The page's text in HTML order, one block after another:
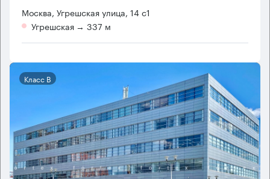
Москва, Угрешская улица, 14 с1
Угрешская → 337 м
Класс B